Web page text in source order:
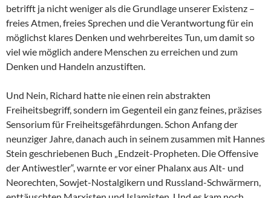
betrifft ja nicht weniger als die Grundlage unserer Existenz –
freies Atmen, freies Sprechen und die Verantwortung für ein
möglichst klares Denken und wehrbereites Tun, um damit so
viel wie möglich andere Menschen zu erreichen und zum
Denken und Handeln anzustiften.
Und Nein, Richard hatte nie einen rein abstrakten
Freiheitsbegriff, sondern im Gegenteil ein ganz feines, präzises
Sensorium für Freiheitsgefährdungen. Schon Anfang der
neunziger Jahre, danach auch in seinem zusammen mit Hannes
Stein geschriebenen Buch „Endzeit-Propheten. Die Offensive
der Antiwestler“, warnte er vor einer Phalanx aus Alt- und
Neorechten, Sowjet-Nostalgikern und Russland-Schwärmern,